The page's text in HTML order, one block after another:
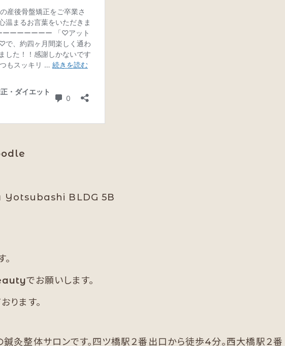
Yotsubashi BLDG 5B
でお願いします。
ります。
灸整体サロンです。四ツ橋駅２番出口から徒歩4分。西大橋駅２番